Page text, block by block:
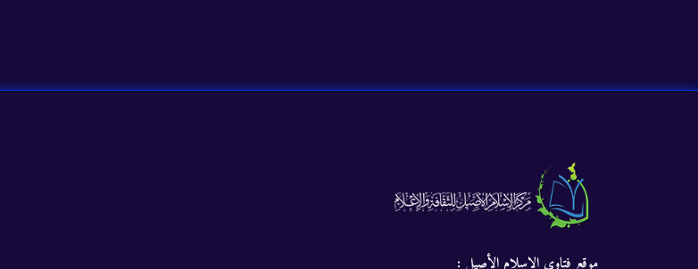
موقع فتاوى الإسلام الأصيل :